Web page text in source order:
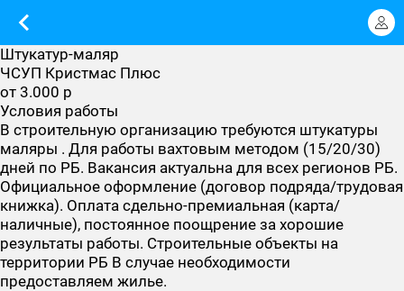
Штукатур-маляр
ЧСУП Кристмас Плюс
от 3.000 р
Условия работы
В строительную организацию требуются штукатуры
маляры . Для работы вахтовым методом (15/20/30)
дней по РБ. Вакансия актуальна для всех регионов РБ.
Официальное оформление (договор подряда/трудовая
книжка). Оплата сдельно-премиальная (карта/
наличные), постоянное поощрение за хорошие
результаты работы. Строительные объекты на
территории РБ В случае необходимости
предоставляем жилье.